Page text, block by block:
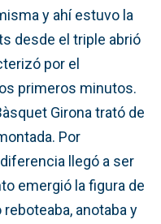
y ahí estuvo la
desde el triple abrió
por el
primeros minutos.
Girona trató de
Por
llegó a ser
emergió la figura de
anotaba y